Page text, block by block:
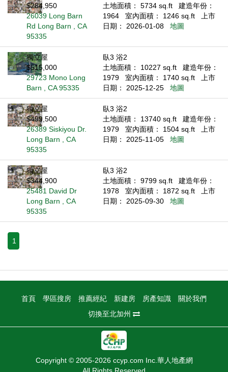
$284,950
26039 Long Barn
Rd Long Barn , CA
95335
土地面積： 5734 sq.ft
建造年份：
1964
室內面積： 1246 sq.ft
上市
日期： 2026-01-08
地圖
獨立屋
$515,000
29723 Mono Long
Barn , CA 95335
臥3 浴2
土地面積： 10227 sq.ft
建造年份：
1979
室內面積： 1740 sq.ft
上市
日期： 2025-12-25
地圖
獨立屋
$499,500
26389 Siskiyou Dr.
Long Barn , CA
95335
臥3 浴2
土地面積： 13740 sq.ft
建造年份：
1979
室內面積： 1504 sq.ft
上市
日期： 2025-11-05
地圖
獨立屋
$344,900
25481 David Dr
Long Barn , CA
95335
臥3 浴2
土地面積： 9799 sq.ft
建造年份：
1978
室內面積： 1872 sq.ft
上市
日期： 2025-09-30
地圖
1
首頁 學區搜房 推薦經紀 新建房 房產知識
關於我們
切換至北加州
Copyright © 2005-2026 ccyp.com Inc.華人地產網